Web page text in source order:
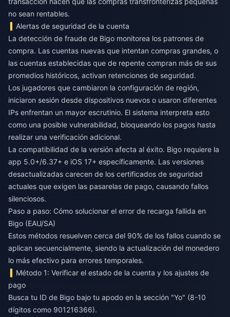
no sean rentables.
Alertas de seguridad de la cuenta
La detección de fraude de Bigo monitorea los patrones de
compra. Las cuentas nuevas que intentan compras grandes, o
las cuentas establecidas que de repente compran más de sus
promedios históricos, activan retenciones de seguridad.
Los jugadores que cambiaron la configuración de región,
iniciaron sesión desde dispositivos nuevos o usaron diferentes
IPs enfrentan un mayor escrutinio. El sistema interpreta esto
como una posible vulnerabilidad, bloqueando los pagos hasta
realizar una verificación adicional.
La compatibilidad de la versión afecta al éxito. Bigo requiere la
app 5.0+/6.37+ e iOS 17+ específicamente. Las versiones
desactualizadas carecen de los certificados de seguridad
actuales que exigen las pasarelas de pago, causando fallos
silenciosos.
Paso a paso: Cómo solucionar el error de recarga fallida en
Bigo (EAU/SA)
Estos métodos resuelven cerca del 90% de los fallos cuando se
aplican secuencialmente, siendo la actualización del monedero
lo más efectivo para errores temporales.
Método 1: Verificar el estado de la cuenta y los ajustes de
pago
Busca tu ID de Bigo bajo tu apodo en la sección "Yo" (8-10
dígitos como 901216366).